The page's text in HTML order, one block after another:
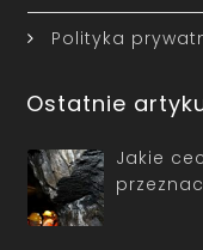
Polityka
Ostatnie
Jakie